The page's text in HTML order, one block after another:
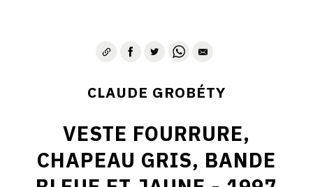
CLAUDE GROBÉTY
VESTE FOURRURE,
CHAPEAU GRIS, BANDE